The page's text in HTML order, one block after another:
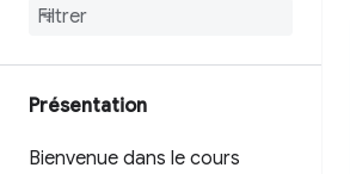
Présentation
Bienvenue dans le cours